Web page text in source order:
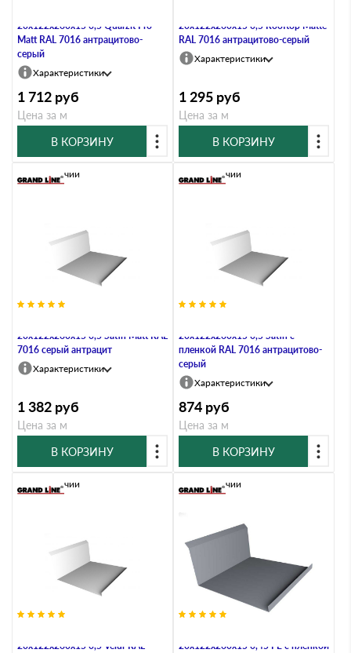
20х122х260х15 0,5 Quarzit Pro
Matt RAL 7016 антрацитово-
серый
Характеристики
1 712 руб
Цена за м
В КОРЗИНУ
20х122х260х15 0,5 Rooftop Matte
RAL 7016 антрацитово-серый
Характеристики
1 295 руб
Цена за м
В КОРЗИНУ
20х122х260х15 0,5 Satin Мatt RAL
7016 серый антрацит
В наличии
Характеристики
1 382 руб
Цена за м
В КОРЗИНУ
20х122х260х15 0,5 Satin с
пленкой RAL 7016 антрацитово-
серый
В наличии
Характеристики
874 руб
Цена за м
В КОРЗИНУ
20х122х260х15 0,5 Velur RAL
В наличии
20х122х260х15 0,45 PE с пленкой
В наличии